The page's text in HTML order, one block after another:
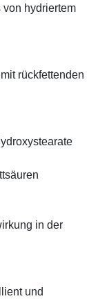
hydriertem
rückfettenden
in der
und